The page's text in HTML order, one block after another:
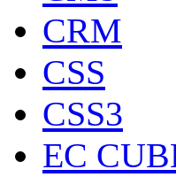
CRM
CSS
CSS3
EC